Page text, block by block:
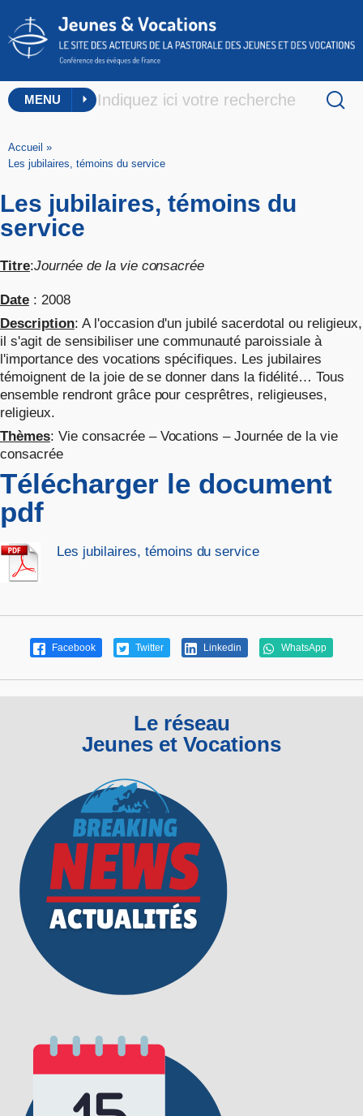
MENU
Accueil »
Les jubilaires, témoins du service
Les jubilaires, témoins du
service
Titre:Journée de la vie consacrée
Date: 2008
Description: A l'occasion d'un jubilé sacerdotal ou religieux,
il s'agit de sensibiliser une communauté paroissiale à
l'importance des vocations spécifiques. Les jubilaires
témoignent de la joie de se donner dans la fidélité… Tous
ensemble rendront grâce pour cesprêtres, religieuses,
religieux.
Thèmes: Vie consacrée – Vocations – Journée de la vie
consacrée
Télécharger le document
pdf
Les jubilaires, témoins du service
Facebook Twitter Linkedin WhatsApp
Le réseau
Jeunes et Vocations